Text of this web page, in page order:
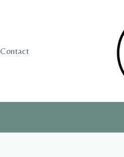
Contact